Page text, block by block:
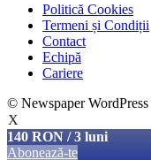
Politică Cookies
Termeni și Condiții
Contact
Echipă
Cariere
© Newspaper
X
140 RON / 3 luni
Abonează-te